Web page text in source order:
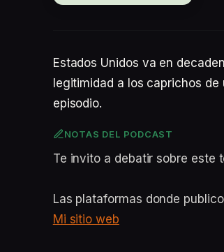
Estados Unidos va en
legitimidad a los caprichos
episodio.
NOTAS DEL PODCAST
Te invito a debatir sobre este
Las plataformas donde
Mi sitio web